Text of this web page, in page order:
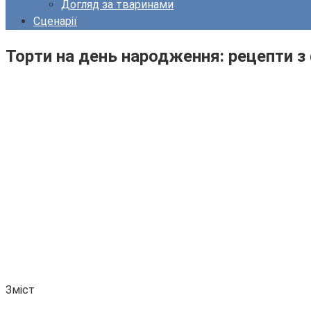
Догляд за тваринами
Сценарії
Торти на день народження: рецепти
Зміст